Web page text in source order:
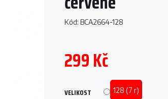
Kód: BCA2664-128
299 Kč
cena:
VELIKOST 128 (7 r)